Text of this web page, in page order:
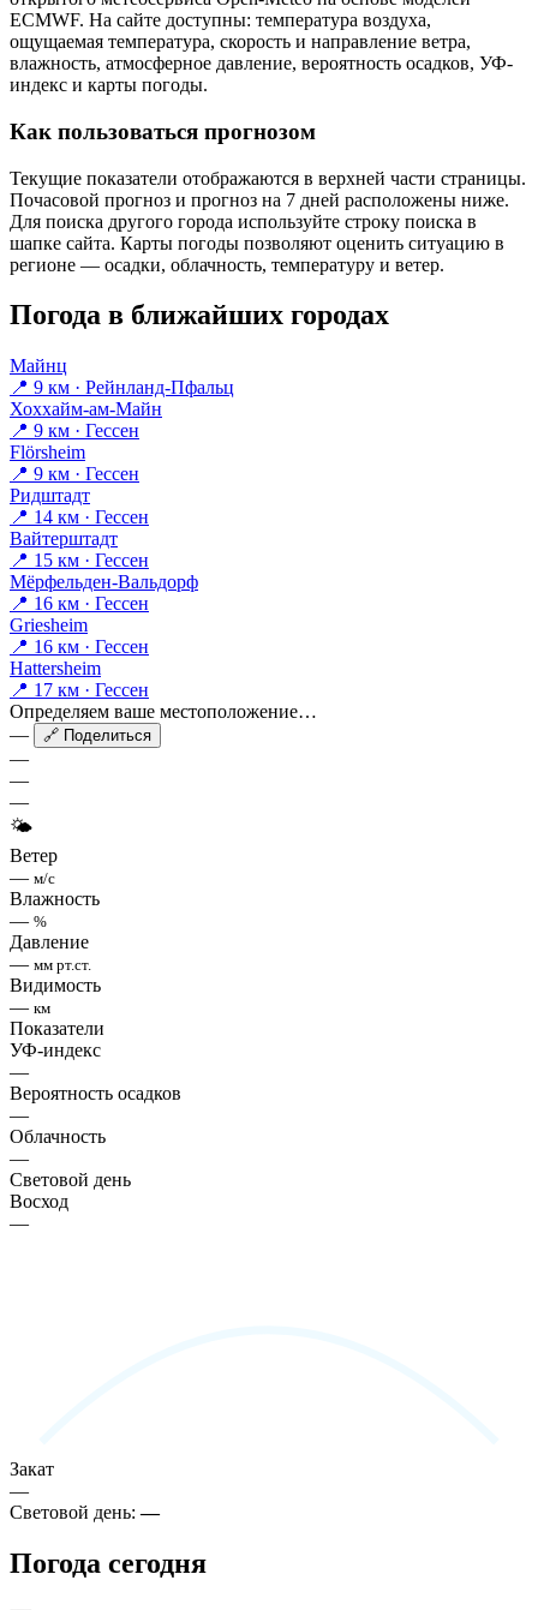
ECMWF. На сайте доступны: температура воздуха,
ощущаемая температура, скорость и направление ветра,
влажность, атмосферное давление, вероятность осадков, УФ-
индекс и карты погоды.
Как пользоваться прогнозом
Текущие показатели отображаются в верхней части страницы.
Почасовой прогноз и прогноз на 7 дней расположены ниже.
Для поиска другого города используйте строку поиска в
шапке сайта. Карты погоды позволяют оценить ситуацию в
регионе — осадки, облачность, температуру и ветер.
Погода в ближайших городах
Майнц
📍 9 км · Рейнланд-Пфальц
Хоххайм-ам-Майн
📍 9 км · Гессен
Flörsheim
📍 9 км · Гессен
Ридштадт
📍 14 км · Гессен
Вайтерштадт
📍 15 км · Гессен
Мёрфельден-Вальдорф
📍 16 км · Гессен
Griesheim
📍 16 км · Гессен
Hattersheim
📍 17 км · Гессен
Определяем ваше местоположение…
—
🔗 Поделиться
—
—
—
🌤
Ветер
— м/с
Влажность
— %
Давление
— мм рт.ст.
Видимость
— км
Показатели
УФ-индекс
—
Вероятность осадков
—
Облачность
—
Световой день
Восход
—
Закат
—
Световой день:—
Погода сегодня